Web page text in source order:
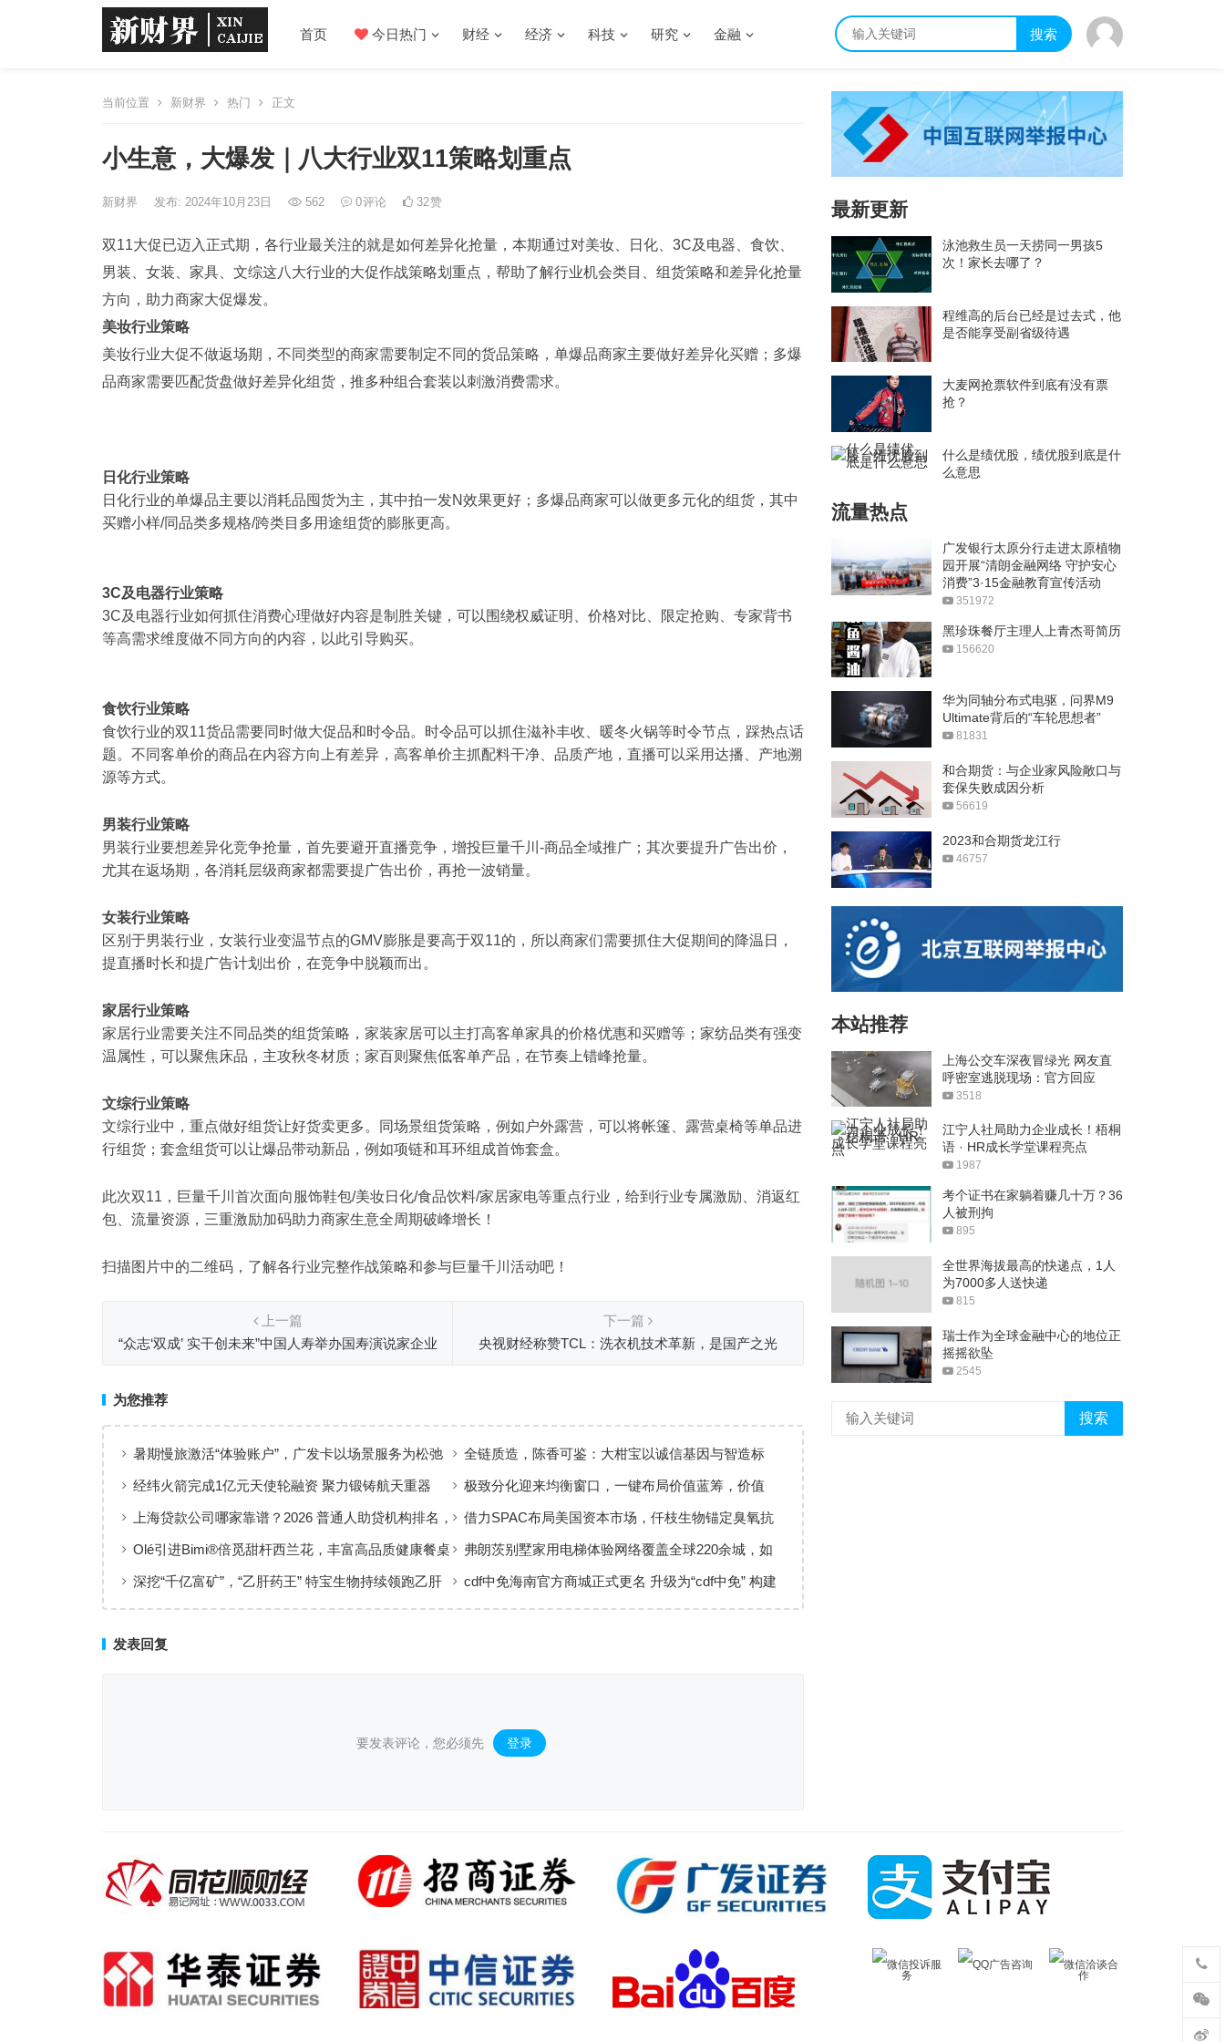
首页 今日热门 财经 经济 科技 研究 金融 搜索
当前位置 新财界 热门 正文
小生意，大爆发｜八大行业双11策略划重点
新财界 发布: 2024年10月23日 562 0评论 32赞
双11大促已迈入正式期，各行业最关注的就是如何差异化抢量，本期通过对美妆、日化、3C及电器、食饮、
男装、女装、家具、文综这八大行业的大促作战策略划重点，帮助了解行业机会类目、组货策略和差异化抢量
方向，助力商家大促爆发。
美妆行业策略
美妆行业大促不做返场期，不同类型的商家需要制定不同的货品策略，单爆品商家主要做好差异化买赠；多爆
品商家需要匹配货盘做好差异化组货，推多种组合套装以刺激消费需求。
日化行业策略
日化行业的单爆品主要以消耗品囤货为主，其中拍一发N效果更好；多爆品商家可以做更多元化的组货，其中
买赠小样/同品类多规格/跨类目多用途组货的膨胀更高。
3C及电器行业策略
3C及电器行业如何抓住消费心理做好内容是制胜关键，可以围绕权威证明、价格对比、限定抢购、专家背书
等高需求维度做不同方向的内容，以此引导购买。
食饮行业策略
食饮行业的双11货品需要同时做大促品和时令品。时令品可以抓住滋补丰收、暖冬火锅等时令节点，踩热点话
题。不同客单价的商品在内容方向上有差异，高客单价主抓配料干净、品质产地，直播可以采用达播、产地溯
源等方式。
男装行业策略
男装行业要想差异化竞争抢量，首先要避开直播竞争，增投巨量千川-商品全域推广；其次要提升广告出价，
尤其在返场期，各消耗层级商家都需要提广告出价，再抢一波销量。
女装行业策略
区别于男装行业，女装行业变温节点的GMV膨胀是要高于双11的，所以商家们需要抓住大促期间的降温日，
提直播时长和提广告计划出价，在竞争中脱颖而出。
家居行业策略
家居行业需要关注不同品类的组货策略，家装家居可以主打高客单家具的价格优惠和买赠等；家纺品类有强变
温属性，可以聚焦床品，主攻秋冬材质；家百则聚焦低客单产品，在节奏上错峰抢量。
文综行业策略
文综行业中，重点做好组货让好货卖更多。同场景组货策略，例如户外露营，可以将帐篷、露营桌椅等单品进
行组货；套盒组货可以让爆品带动新品，例如项链和耳环组成首饰套盒。
此次双11，巨量千川首次面向服饰鞋包/美妆日化/食品饮料/家居家电等重点行业，给到行业专属激励、消返红
包、流量资源，三重激励加码助力商家生意全周期破峰增长！
扫描图片中的二维码，了解各行业完整作战策略和参与巨量千川活动吧！
上一篇
“众志‘双成’ 实干创未来”中国人寿举办国寿演说家企业
下一篇
央视财经称赞TCL：洗衣机技术革新，是国产之光
为您推荐
暑期慢旅激活“体验账户”，广发卡以场景服务为松弛
出行添彩
全链质造，陈香可鉴：大柑宝以诚信基因与智造标
准，定义新会陈皮高质量发展
经纬火箭完成1亿元天使轮融资 聚力锻铸航天重器
极致分化迎来均衡窗口，一键布局价值蓝筹，价值
ETF华夏火热开售
上海贷款公司哪家靠谱？2026 普通人助贷机构排名，
工薪族借钱选择指南
借力SPAC布局美国资本市场，仟枝生物锚定臭氧抗
菌黄金赛道
Olé引进Bimi®倍觅甜杆西兰花，丰富高品质健康餐桌
新选择
弗朗茨别墅家用电梯体验网络覆盖全球220余城，如
何实现高效服务响应
深挖“千亿富矿”，“乙肝药王” 特宝生物持续领跑乙肝
cdf中免海南官方商城正式更名 升级为“cdf中免” 构建
发表回复
要发表评论，您必须先 登录 。
最新更新
泳池救生员一天捞同一男孩5
次！家长去哪了？
程维高的后台已经是过去式，他
是否能享受副省级待遇
大麦网抢票软件到底有没有票
抢？
什么是绩优股，绩优股到底是什
么意思
流量热点
广发银行太原分行走进太原植物
园开展“清朗金融网络 守护安心
消费”3·15金融教育宣传活动
351972
黑珍珠餐厅主理人上青杰哥简历
156620
华为同轴分布式电驱，问界M9
Ultimate背后的“车轮思想者”
81831
和合期货：与企业家风险敞口与
套保失败成因分析
56619
2023和合期货龙江行
46757
本站推荐
上海公交车深夜冒绿光 网友直
呼密室逃脱现场：官方回应
3518
江宁人社局助力企业成长！梧桐
语 · HR成长学堂课程亮点
1987
考个证书在家躺着赚几十万？36
人被刑拘
895
全世界海拔最高的快递点，1人
为7000多人送快递
815
瑞士作为全球金融中心的地位正
摇摇欲坠
2545
搜索
微信投诉服
务
QQ广告咨询
微信洽谈合
作